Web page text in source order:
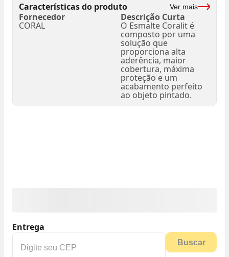
Características do produto Ver mais
Fornecedor
CORAL
Descrição Curta
O Esmalte Coralit é
composto por uma
solução que
proporciona alta
aderência, maior
cobertura, máxima
proteção e um
acabamento perfeito
ao objeto pintado.
Entrega
Buscar